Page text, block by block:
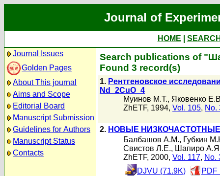
Journal of
HOME
Journal Issues
Golden Pages
About This journal
Aims and Scope
Editorial Board
Manuscript Submission
Guidelines for Authors
Manuscript Status
Contacts
Search publications of
Found 3 record(s)
1. Рентгеновское
Nd_2CuO_4
Муинов М.Т., Яковенко
ZhETF, 1994, Vol. 105, No.
2. НОВЫЕ
Балбашов А.М., Губкин
Свистов Л.Е., Шапиро
ZhETF, 2000, Vol. 117, No.
DJVU (71.9K)
PDF